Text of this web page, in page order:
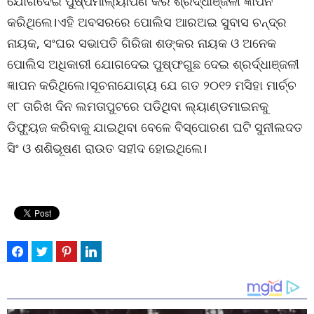
କରିଥିଲେ।ଏହି ଅବସରରେ ପୋଲିସ ଆରଅଇ ସୁବାସ ଚନ୍ଦ୍ର
ନାୟକ, ସଂଘର ସଭାପତି ଗିରିଜା ଶଙ୍କର ନାୟକ ଓ ଅନେକ
ପୋଲିସ ଅଧିକାରୀ ଯୋଗଦେଇ ପୁଷ୍ଫଗୁଛ ଦେଇ ଶ୍ରର୍ଦ୍ଧାଞ୍ଜଳୀ
ଜ୍ଞାପନ କରିଥିଲେ।ସୂଚନାଯୋଗ୍ୟ ଯେ ଗତ ୨୦୧୨ ମସିହା ମାର୍ଚ୍ଚ
୧୮ ତାରିଖ ଦିନ ଲମତାପୁଟରେ ପଡିଥିବା ଲ୍ୟାଣ୍ଡମାଇନକୁ
ଡିଫ୍ୟୁଜ କରିବାକୁ ଯାଇଥିବା ବେଳେ ବିସ୍ପୋରଣ ଘଟି ସୁନୀଲଦତ
ସିଂ ଓ ଶଶିଭୂଷଣ ରାଉତ ସହୀଦ ହୋଇଥିଲେ।